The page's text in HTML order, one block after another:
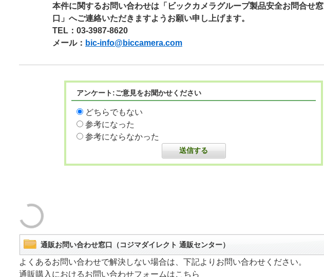
本件に関するお問い合わせは「ビックカメラグループ製品安全お問合せ窓
口」へご連絡いただきますようお願い申し上げます。
TEL：03-3987-8620
メール： bic-info@biccamera.com
アンケート:ご意見をお聞かせください
どちらでもない
参考になった
参考にならなかった
通販お問い合わせ窓口（コジマダイレクト 通販センター）
よくあるお問い合わせで解決しない場合は、下記よりお問い合わせください。
通販購入におけるお問い合わせフォームはこちら